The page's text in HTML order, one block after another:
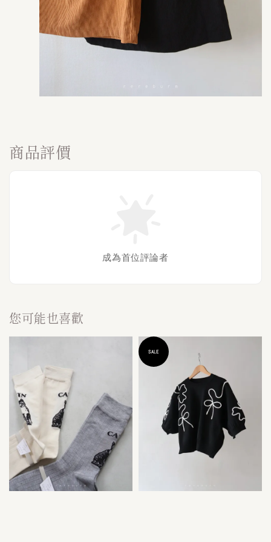
商品評價
成為首位評論者
您可能也喜歡
SALE